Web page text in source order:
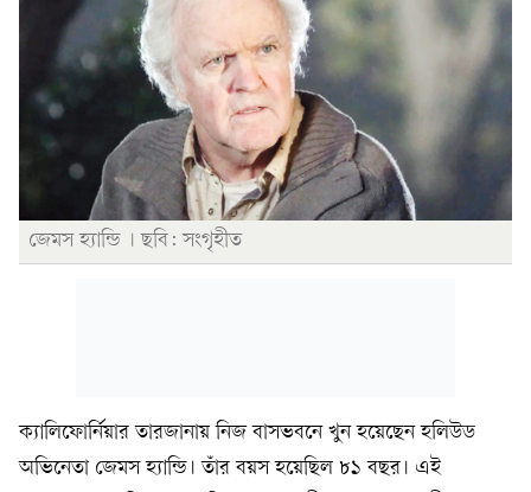
জেমস হ্যান্ডি । ছবি: সংগৃহীত
ক্যালিফোর্নিয়ার তারজানায় নিজ বাসভবনে খুন হয়েছেন হলিউড
অভিনেতা জেমস হ্যান্ডি। তাঁর বয়স হয়েছিল ৮১ বছর। এই